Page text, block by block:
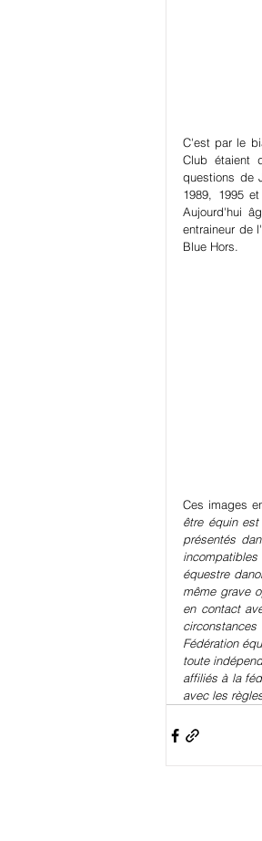
C'est par le
Club étaient
questions de
1989, 1995
Aujourd'hui
entraineur de
Blue Hors.
Ces images
être équin
présentés
équestre
même grave
en contact
Fédération
toute
affiliés à la
avec les